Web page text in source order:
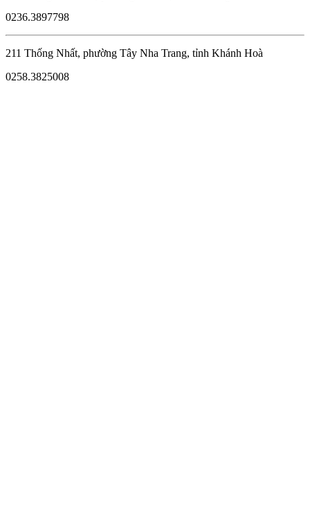
0236.3897798
211 Thống Nhất, phường Tây Nha Trang, tỉnh Khánh Hoà
0258.3825008